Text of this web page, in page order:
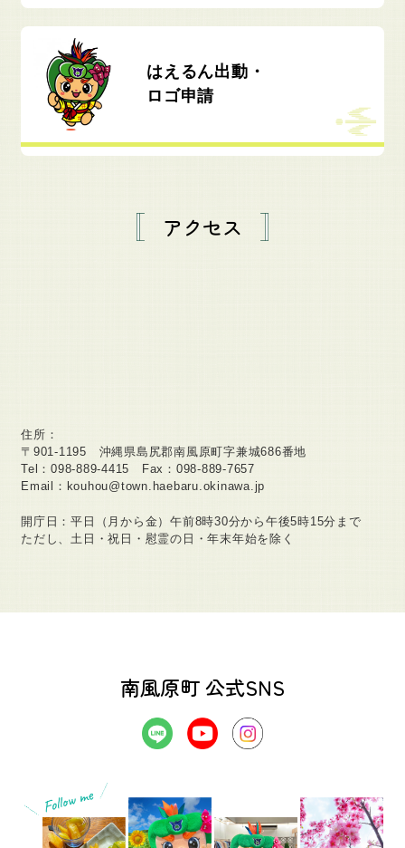
はえるん出動・
ロゴ申請
アクセス
住所：
〒901-1195 沖縄県島尻郡南風原町字兼城686番地
Tel：098-889-4415 Fax：098-889-7657
Email：kouhou@town.haebaru.okinawa.jp
開庁日：平日（月から金）午前8時30分から午後5時15分まで
ただし、土日・祝日・慰霊の日・年末年始を除く
南風原町 公式SNS